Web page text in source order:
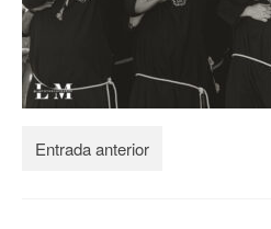
SOBRE LM
Entrada anterior